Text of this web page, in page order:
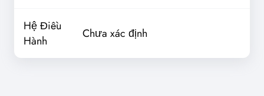
Hệ Điều
Hành
Chưa xác định